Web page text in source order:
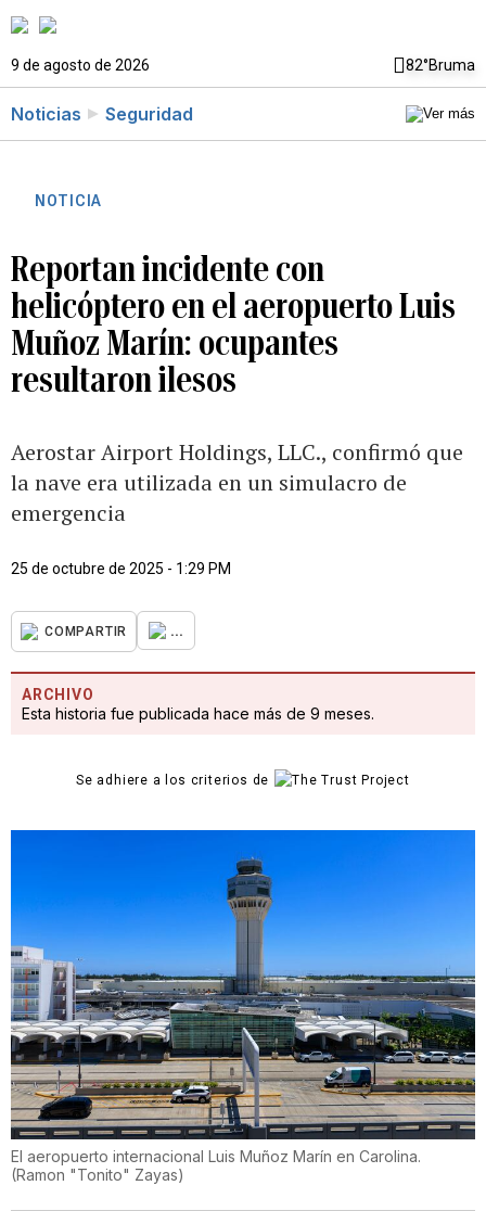
9 de agosto de 2026 82°Bruma
Noticias Seguridad
NOTICIA
Reportan incidente con
helicóptero en el aeropuerto Luis
Muñoz Marín: ocupantes
resultaron ilesos
Aerostar Airport Holdings, LLC., confirmó que
la nave era utilizada en un simulacro de
emergencia
25 de octubre de 2025 - 1:29 PM
COMPARTIR ...
ARCHIVO
Esta historia fue publicada hace más de 9 meses.
Se adhiere a los criterios de
El aeropuerto internacional Luis Muñoz Marín en Carolina.
(Ramon "Tonito" Zayas)